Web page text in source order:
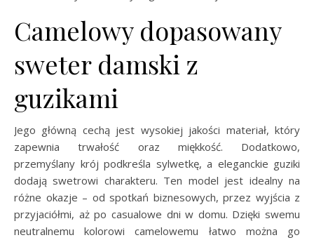
Camelowy dopasowany
sweter damski z
guzikami
Jego główną cechą jest wysokiej jakości materiał, który
zapewnia trwałość oraz miękkość. Dodatkowo,
przemyślany krój podkreśla sylwetkę, a eleganckie guziki
dodają swetrowi charakteru. Ten model jest idealny na
różne okazje – od spotkań biznesowych, przez wyjścia z
przyjaciółmi, aż po casualowe dni w domu. Dzięki swemu
neutralnemu kolorowi camelowemu łatwo można go